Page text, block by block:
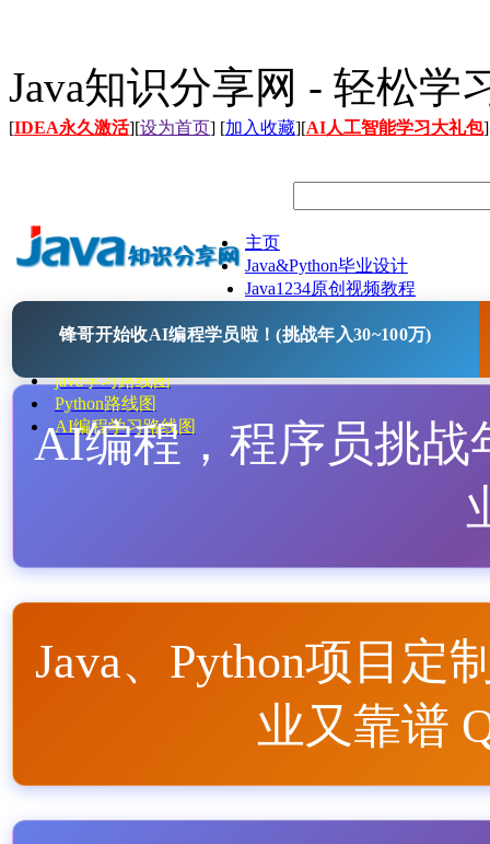
Java知识分享网 - 轻松学
[IDEA永久激活][设为首页] [加入收藏][AI人工智能学习大礼包]
主页
Java&Python毕业设计
Java1234原创视频教程
Java开源项目
java学习路线图
Python路线图
AI编程学习路线图
锋哥开始收AI编程学员啦！(挑战年入30~100万)
AI编程，程序员挑战
Java、Python项目定
业又靠谱